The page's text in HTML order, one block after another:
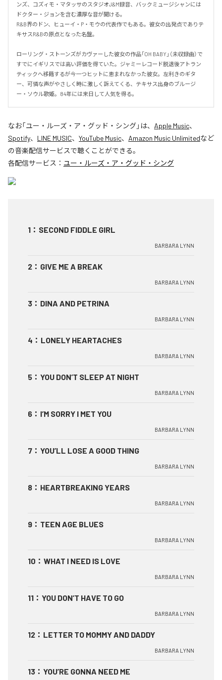
ンズ、コズィモ・マタッサのスタジオJ&M録音、バックミュージシャンには
ドクター・ジョンを含む濃厚な音が聞ける。
R&B界のドン、ヒューイ・P・モウの代表作でもある。彼女の出発点でありテ
キサスR&Bの原点となった名盤。
ローリング・ストーンズがカヴァーした彼女の作品「OH BABY」（未収録曲）で
すでにイギリスでは高い評価を得ていた。ジャミーレコード脱退後アトラン
ティックへ移籍するが今一つヒットに恵まれなかった彼女。左利きのギタ
ー、可憐な声がやさしく時に激しく訴えてくる、テキサス出身のブルージ
ー・ソウル歌姫。84年には来日して人気を得る。
なお「ユー・ルーズ・ア・グッド・シング」は、 Apple Music、
Spotify、 LINE MUSIC、 YouTube Music、 Amazon Music Unlimitedなど
の音楽配信サービスで聴くことができる。
各配信サービス： ユー・ルーズ・ア・グッド・シング
1 ： SECOND FIDDLE GIRL
BARBARA LYNN
2 ： GIVE ME A BREAK
BARBARA LYNN
3 ： DINA AND PETRINA
BARBARA LYNN
4 ： LONELY HEARTACHES
BARBARA LYNN
5 ： YOU DON’T SLEEP AT NIGHT
BARBARA LYNN
6 ： I’M SORRY I MET YOU
BARBARA LYNN
7 ： YOU’LL LOSE A GOOD THING
BARBARA LYNN
8 ： HEARTBREAKING YEARS
BARBARA LYNN
9 ： TEEN AGE BLUES
BARBARA LYNN
10 ： WHAT I NEED IS LOVE
BARBARA LYNN
11 ： YOU DON’T HAVE TO GO
BARBARA LYNN
12 ： LETTER TO MOMMY AND DADDY
BARBARA LYNN
13 ： YOU’RE GONNA NEED ME